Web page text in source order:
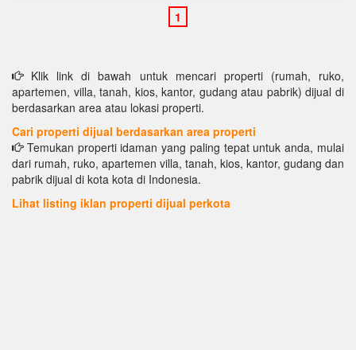
Klik link di bawah untuk mencari properti (rumah, ruko,
apartemen, villa, tanah, kios, kantor, gudang atau pabrik) dijual di
berdasarkan area atau lokasi properti.
Cari properti dijual berdasarkan area properti
Temukan properti idaman yang paling tepat untuk anda, mulai
dari rumah, ruko, apartemen villa, tanah, kios, kantor, gudang dan
pabrik dijual di kota kota di Indonesia.
Lihat listing iklan properti dijual perkota